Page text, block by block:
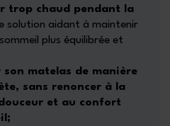
trop chaud pendant la
solution aidant à maintenir
plus équilibrée et
matelas de manière
sans renoncer à la
et au confort